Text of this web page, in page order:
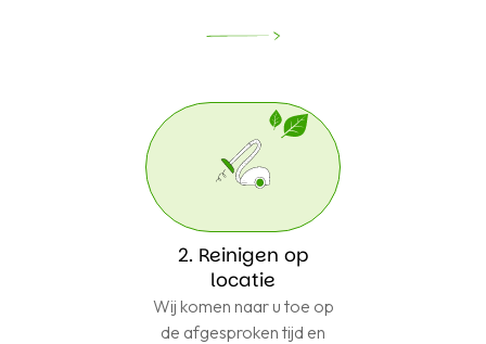
2. Reinigen op
locatie
Wij komen naar u toe op
de afgesproken tijd en